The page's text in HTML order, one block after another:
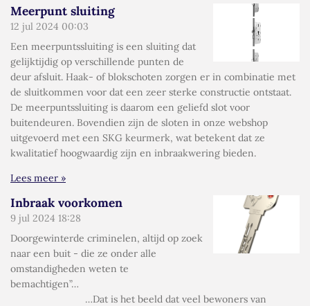
Meerpunt sluiting
12 jul 2024 00:03
Een meerpuntssluiting is een sluiting dat
gelijktijdig op verschillende punten de
deur afsluit. Haak- of blokschoten zorgen er in combinatie met
de sluitkommen voor dat een zeer sterke constructie ontstaat.
De meerpuntssluiting is daarom een geliefd slot voor
buitendeuren. Bovendien zijn de sloten in onze webshop
uitgevoerd met een SKG keurmerk, wat betekent dat ze
kwalitatief hoogwaardig zijn en inbraakwering bieden.
Lees meer »
Inbraak voorkomen
9 jul 2024 18:28
Doorgewinterde criminelen, altijd op zoek
naar een buit - die ze onder alle
omstandigheden weten te
bemachtigen”…
…Dat is het beeld dat veel bewoners van